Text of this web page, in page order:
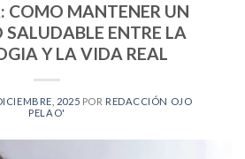
COMO MANTENER UN
SALUDABLE ENTRE LA
Y LA VIDA REAL
2025 POR REDACCIÓN OJO
PELAO'